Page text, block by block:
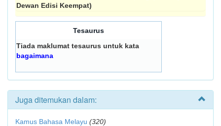
Dewan Edisi Keempat)
Tesaurus
Tiada maklumat tesaurus untuk kata
bagaimana
Juga ditemukan dalam:
Kamus Bahasa Melayu (320)